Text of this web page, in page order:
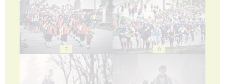
7 8